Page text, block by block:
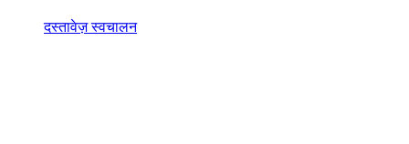
दस्तावेज़ स्वचालन